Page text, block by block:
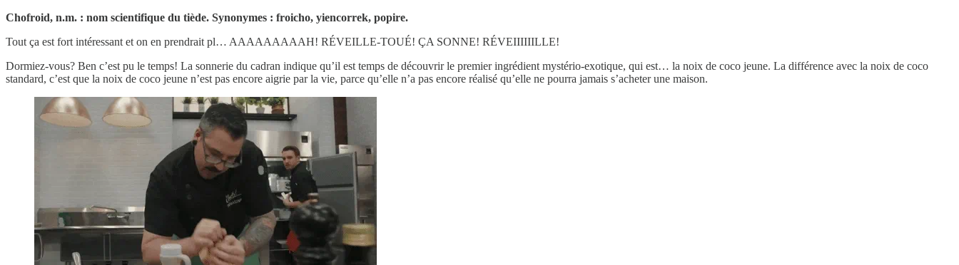
Chofroid, n.m. : nom scientifique du tiède. Synonymes : froicho, yiencorrek, popire.
Tout ça est fort intéressant et on en prendrait pl… AAAAAAAAAH! RÉVEILLE-TOUÉ! ÇA SONNE! RÉVEIIIIIILLE!
Dormiez-vous? Ben c’est pu le temps! La sonnerie du cadran indique qu’il est temps de découvrir le premier ingrédient mystério-exotique, qui est… la noix de coco jeune. La différence avec la noix de coco
standard, c’est que la noix de coco jeune n’est pas encore aigrie par la vie, parce qu’elle n’a pas encore réalisé qu’elle ne pourra jamais s’acheter une maison.